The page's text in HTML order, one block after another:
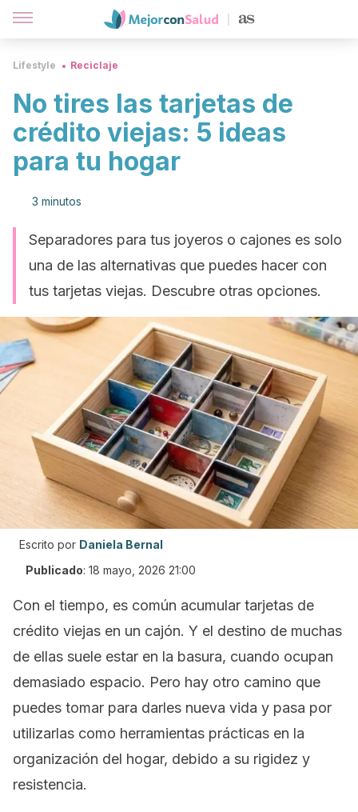
Lifestyle Reciclaje
No tires las tarjetas de
crédito viejas: 5 ideas
para tu hogar
3 minutos
Separadores para tus joyeros o cajones es solo
una de las alternativas que puedes hacer con
tus tarjetas viejas. Descubre otras opciones.
Escrito por Daniela Bernal
Publicado: 18 mayo, 2026 21:00
Con el tiempo, es común acumular tarjetas de
crédito viejas en un cajón. Y el destino de muchas
de ellas suele estar en la basura, cuando ocupan
demasiado espacio. Pero hay otro camino que
puedes tomar para darles nueva vida y pasa por
utilizarlas como herramientas prácticas en la
organización del hogar, debido a su rigidez y
resistencia.